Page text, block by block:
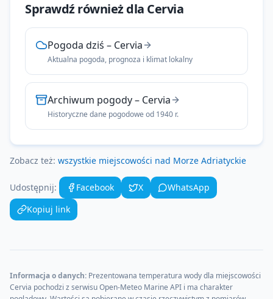
Sprawdź również dla Cervia
Pogoda dziś – Cervia
Aktualna pogoda, prognoza i klimat lokalny
Archiwum pogody– Cervia
Historyczne dane pogodowe od 1940 r.
Zobacz też: wszystkie miejscowości nad Morze Adriatyckie
Udostępnij: Facebook X
WhatsApp
Kopiuj link
Informacja o danych: Prezentowana temperatura wody dla miejscowości
Cervia pochodzi z serwisu Open-Meteo Marine API i ma charakter